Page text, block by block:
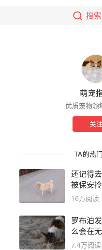
搜索
萌宠
优质宠物领
关注
TA的热
还记得
被保安
它又来了
16万阅读
罗布泊
么会在
来的？
7.4万阅读